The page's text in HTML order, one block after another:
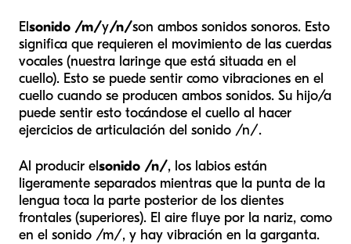
Elsonido /m/y/n/son ambos sonidos sonoros. Esto
significa que requieren el movimiento de las cuerdas
vocales (nuestra laringe que está situada en el
cuello). Esto se puede sentir como vibraciones en el
cuello cuando se producen ambos sonidos. Su hijo/a
puede sentir esto tocándose el cuello al hacer
ejercicios de articulación del sonido /n/.
Al producir elsonido /n/, los labios están
ligeramente separados mientras que la punta de la
lengua toca la parte posterior de los dientes
frontales (superiores). El aire fluye por la nariz, como
en el sonido /m/, y hay vibración en la garganta.